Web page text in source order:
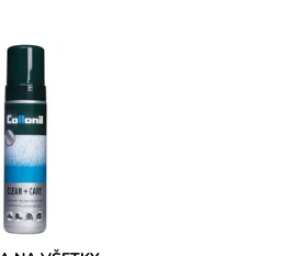
pena na
aj textil. Okrem
dá využiť napríklad aj
Skladom
Collonil
2 roky